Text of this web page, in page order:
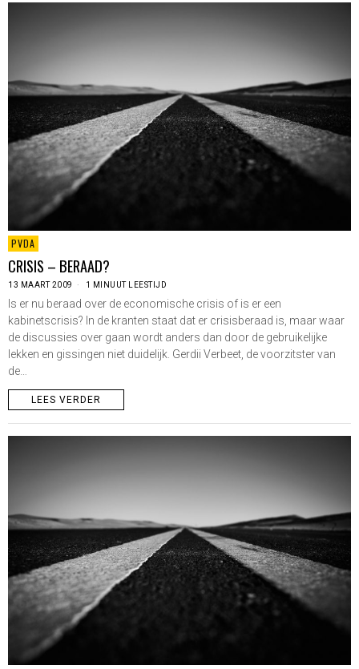
PVDA
CRISIS – BERAAD?
13 MAART 2009 1 MINUUT LEESTIJD
Is er nu beraad over de economische crisis of is er een
kabinetscrisis? In de kranten staat dat er crisisberaad is, maar waar
de discussies over gaan wordt anders dan door de gebruikelijke
lekken en gissingen niet duidelijk. Gerdii Verbeet, de voorzitster van
de…
LEES VERDER